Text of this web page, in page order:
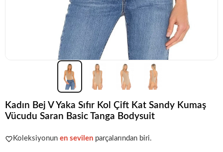
Kadın Bej V Yaka Sıfır Kol Çift Kat Sandy Kumaş
Vücudu Saran Basic Tanga Bodysuit
Acele et!Stoklar hızla azalıyor!
Koleksiyonun en sevilen parçalarından biri.